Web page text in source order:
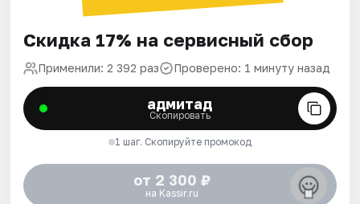
Скидка 17% на сервисный сбор
Применили: 2 392 раз Проверено: 1 минуту назад
адмитад
Скопировать
1 шаг. Скопируйте промокод
от 2 300 ₽
на Kassir.ru